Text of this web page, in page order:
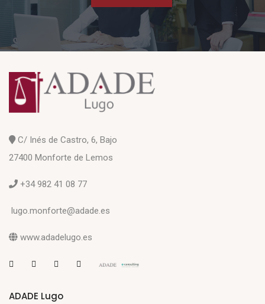
C/ Inés de Castro, 6, Bajo
27400 Monforte de Lemos
+34 982 41 08 77
lugo.monforte@adade.es
www.adadelugo.es
ADADE Lugo